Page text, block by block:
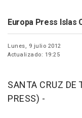
Europa Press Islas
Lunes, 9 julio 2012
Actualizado: 19:25
SANTA CRUZ DE
PRESS) -